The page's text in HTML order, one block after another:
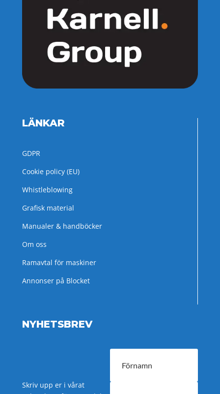
LÄNKAR
GDPR
Cookie policy (EU)
Whistleblowing
Grafisk material
Manualer & handböcker
Om oss
Ramavtal för maskiner
Annonser på Blocket
NYHETSBREV
Skriv upp er i vårat